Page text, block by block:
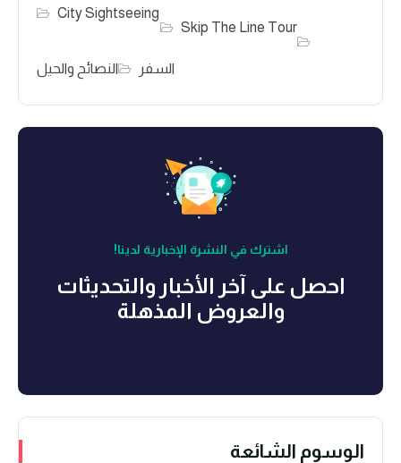
City Sightseeing
Skip The Line Tour
النصائح والحيل السفر
اشترك في النشرة الإخبارية لدينا!
احصل على آخر الأخبار والتحديثات
والعروض المذهلة
الوسوم الشائعة